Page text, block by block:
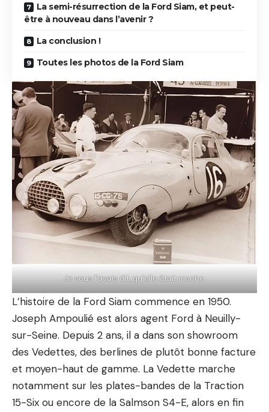
La semi-résurrection de la Ford Siam, et peut-
être à nouveau dans l’avenir ?
La conclusion !
Toutes les photos de la Ford Siam
Je vous l’avais dit, qu’elle était moche.
L’histoire de la Ford Siam commence en 1950.
Joseph Ampoulié est alors agent Ford à Neuilly-
sur-Seine. Depuis 2 ans, il a dans son showroom
des Vedettes, des berlines de plutôt bonne facture
et moyen-haut de gamme. La Vedette marche
notamment sur les plates-bandes de la Traction
15-Six ou encore de la Salmson S4-E, alors en fin